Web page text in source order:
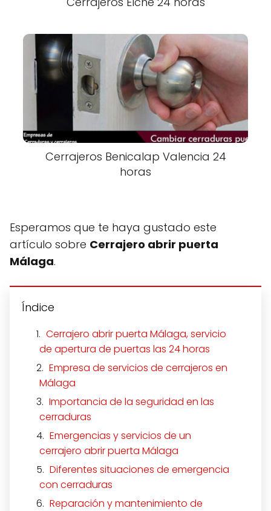
Cerrajeros Benicalap Valencia 24
horas
Esperamos que te haya gustado este
artículo sobre Cerrajero abrir puerta
Málaga.
Índice
Cerrajero abrir puerta Málaga, servicio
de apertura de puertas las 24 horas
Empresa de servicios de cerrajeros en
Málaga
Importancia de la seguridad en las
cerraduras
Emergencias y servicios de un
cerrajero abrir puerta Málaga
Diferentes situaciones de emergencia
con cerraduras
Reparación y mantenimiento de